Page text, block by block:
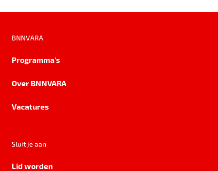
BNNVARA
Programma's
Over BNNVARA
Vacatures
Sluit je aan
Lid worden